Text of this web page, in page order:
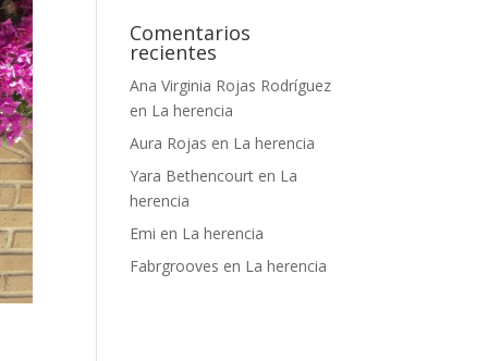
Comentarios
recientes
Ana Virginia Rojas Rodríguez
en La herencia
Aura Rojas en La herencia
Yara Bethencourt en La
herencia
Emi en La herencia
Fabrgrooves en La herencia